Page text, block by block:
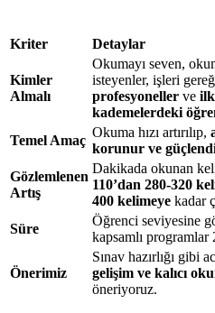
Kriter Detaylar
Kimler
Almalı
Okumayı seven,
isteyenler, işleri
profesyoneller ve
kademelerdeki
Temel Amaç
Okuma hızı artırılıp,
korunur ve
Gözlemlenen
Artış
Dakikada okunan
110’dan 280-320
400 kelimeye kadar
Süre
Öğrenci seviyesine
kapsamlı programlar
Önerimiz
Sınav hazırlığı gibi
gelişim ve kalıcı
öneriyoruz.